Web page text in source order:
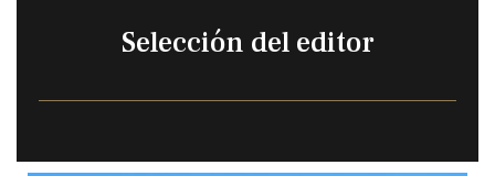
Selección del editor